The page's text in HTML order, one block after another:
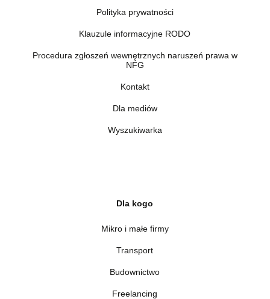
Polityka prywatności
Klauzule informacyjne RODO
Procedura zgłoszeń wewnętrznych naruszeń prawa w
NFG
Kontakt
Dla mediów
Wyszukiwarka
Dla kogo
Mikro i małe firmy
Transport
Budownictwo
Freelancing